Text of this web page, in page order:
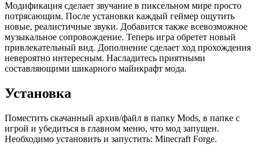
Модификация сделает звучание в пиксельном мире просто
потрясающим. После установки каждый геймер ощутить
новые, реалистичные звуки. Добавится также всевозможное
музыкальное сопровождение. Теперь игра обретет новый
привлекательный вид. Дополнение сделает ход прохождения
невероятно интересным. Насладитесь приятными
составляющими шикарного майнкрафт мода.
Установка
Поместить скачанный архив/файл в папку Mods, в папке с
игрой и убедиться в главном меню, что мод запущен.
Необходимо установить и запустить: Minecraft Forge.